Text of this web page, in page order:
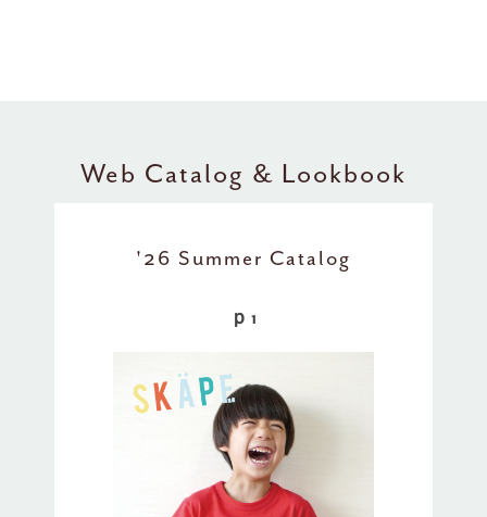
Web Catalog & Lookbook
'26 Summer Catalog
ｐ1